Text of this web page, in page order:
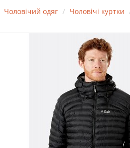
Чоловічий одяг Чоловічі куртки